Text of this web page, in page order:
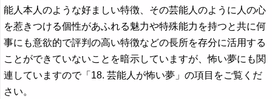
能人本人のような好ましい特徴、その芸能人のように人の心
を惹きつける個性があふれる魅力や特殊能力を持つと共に何
事にも意欲的で評判の高い特徴などの長所を存分に活用する
ことができていないことを暗示していますが、怖い夢にも関
連していますので「18. 芸能人が怖い夢」の項目をご覧くだ
さい。